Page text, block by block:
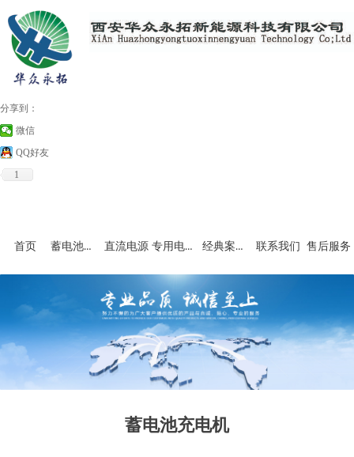
分享到：
微信
QQ好友
1
首页 蓄电池充放电设备 直流电源 专用电源和非标产品 经典案例及资料下载 联系我们 售后服务
蓄电池充电机